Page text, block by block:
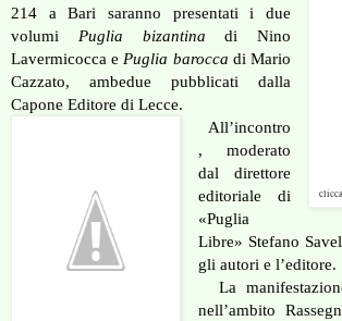
214 a Bari saranno presentati i due
volumi Puglia bizantina di Nino
Lavermicocca e Puglia barocca di Mario
Cazzato, ambedue pubblicati dalla
Capone Editore di Lecce.
All’incontro
, moderato
dal direttore
editoriale di
«Puglia
Libre» Stefano
gli autori e l’editore.
La
nell’ambito